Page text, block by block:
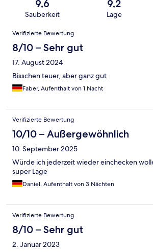
9,6
Sauberkeit
9,2
Lage
Bewertungen
Verifizierte Bewertung
8/10 – Sehr gut
17. August 2024
Bisschen teuer, aber ganz gut
Faber, Aufenthalt von 1 Nacht
Verifizierte Bewertung
10/10 – Außergewöhnlich
10. September 2025
Würde ich jederzeit wieder einchecken
super Lage
Daniel, Aufenthalt von 3 Nächten
Verifizierte Bewertung
8/10 – Sehr gut
2. Januar 2023